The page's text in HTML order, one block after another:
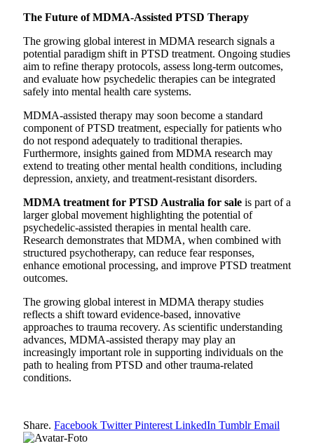
The Future of MDMA-Assisted PTSD Therapy
The growing global interest in MDMA research signals a
potential paradigm shift in PTSD treatment. Ongoing studies
aim to refine therapy protocols, assess long-term outcomes,
and evaluate how psychedelic therapies can be integrated
safely into mental health care systems.
MDMA-assisted therapy may soon become a standard
component of PTSD treatment, especially for patients who
do not respond adequately to traditional therapies.
Furthermore, insights gained from MDMA research may
extend to treating other mental health conditions, including
depression, anxiety, and treatment-resistant disorders.
MDMA treatment for PTSD Australia for sale is part of a
larger global movement highlighting the potential of
psychedelic-assisted therapies in mental health care.
Research demonstrates that MDMA, when combined with
structured psychotherapy, can reduce fear responses,
enhance emotional processing, and improve PTSD treatment
outcomes.
The growing global interest in MDMA therapy studies
reflects a shift toward evidence-based, innovative
approaches to trauma recovery. As scientific understanding
advances, MDMA-assisted therapy may play an
increasingly important role in supporting individuals on the
path to healing from PTSD and other trauma-related
conditions.
Share. Facebook Twitter Pinterest LinkedIn Tumblr Email